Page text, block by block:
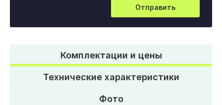
Отправить
Комплектации и цены
Технические характеристики
Фото